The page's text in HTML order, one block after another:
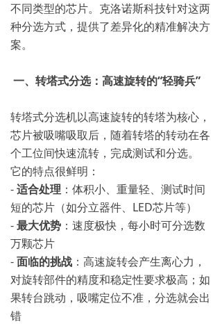
不同类型的芯片。克洛诺斯科技针对这两
种分选方式，提供了差异化的精准解决方
案。
一、转塔式分选：高速旋转的“轻骑兵”
转塔式分选机以高速旋转的转塔为核心，
芯片被吸嘴吸取后，随着转塔的转动在各
个工位间快速流转，完成测试和分选。
它的特点很鲜明：
-适合处理 ：体积小、重量轻、测试时间
短的芯片（如分立器件、LED芯片等）
-最大优势 ：速度极快，每小时可分选数
万颗芯片
-面临的挑战 ：高速旋转会产生离心力，
对旋转部件的精度和稳定性要求极高；如
果转台跳动，吸嘴定位不准，分选就会出
错